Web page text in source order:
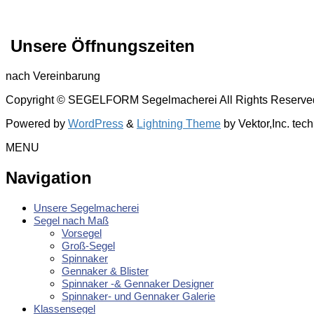
Unsere Öffnungszeiten
nach Vereinbarung
Copyright © SEGELFORM Segelmacherei All Rights
Powered by WordPress & Lightning Theme by Vektor,Inc.
MENU
Navigation
Unsere Segelmacherei
Segel nach Maß
Vorsegel
Groß-Segel
Spinnaker
Gennaker & Blister
Spinnaker -& Gennaker Designer
Spinnaker- und Gennaker Galerie
Klassensegel